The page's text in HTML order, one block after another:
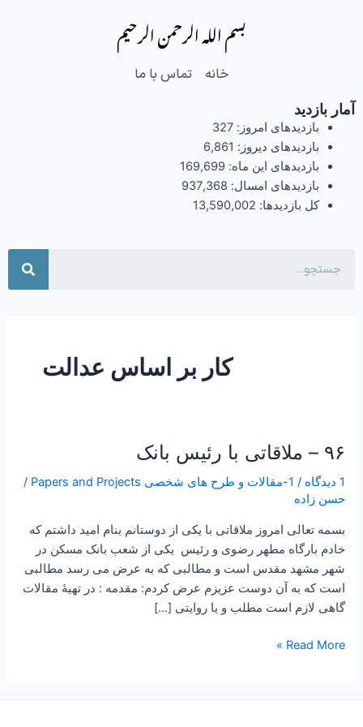
بسم الله الرحمن الرحیم
خانه تماس با ما
آمار بازدید
بازدیدهای امروز: 327
بازدیدهای دیروز: 6,861
بازدیدهای این ماه: 169,699
بازدیدهای امسال: 937,368
کل بازدیدها: 13,590,002
کار بر اساس عدالت
۹۶ – ملاقاتی با رئیس بانک
1 دیدگاه / 1-مقالات و طرح های شخصی Papers and Projects
/
حسن زاده
بسمه تعالی امروز ملاقاتی با یکی از دوستانم بنام امید داشتم که
خادم بارگاه مطهر رضوی و رئیس یکی از شعب بانک مسکن در
شهر مشهد مقدس است و مطالبی که به عرض می رسد مطالبی
است که به آن دوست عزیزم عرض کردم: مقدمه : در تهیۀ مقالات
گاهی لازم است مطلب و یا روایتی […]
۹۶
ملاقاتی
با
رئیس
بانک
Read More »